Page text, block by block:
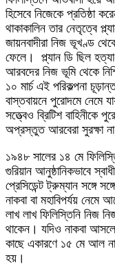
হিসেবে নিজেকে প্রতিষ্ঠা
থাকাকালিন তার নেতৃত্বে
জায়নবাদীরা নিজ ভূখণ্ড
ফেলে। প্ল্যান ডি ছিল
আরবদের নিজ ভূমি থেকে
১০ মার্চ এই পরিকল্পনা
বাস্তবায়নে পুরোদমে নেমে
সত্ত্বেও ব্রিটিশ বাহিনীকে
অপ্রস্তুত আরবেরা সুরক্ষা
১৯৪৮ সালের ১৪ মে
গুরিয়ান আনুষ্ঠানিকভাবে
প্রেসিডেন্ট ট্রুম্যান সঙ্গে
নাকবা বা মহাবিপর্যয় নেমে
লাখ লাখ ফিলিস্তিনি নিজ
থাকেন। যদিও নাকবা
কাছে একারণে ১৫ মে আল
হয়।